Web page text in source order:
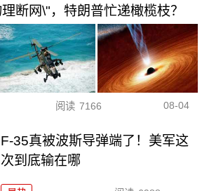
断网\"，特朗普忙递橄榄枝？
阅读 7166 08-04
F-35真被波斯导弹端了！美军这
次到底输在哪